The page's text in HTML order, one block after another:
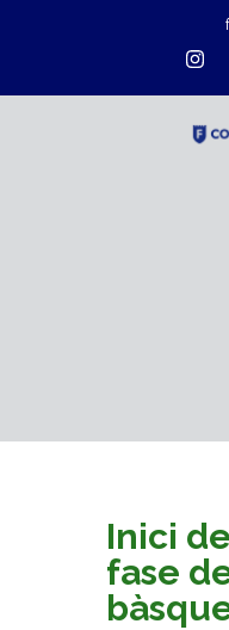
Inici
fase